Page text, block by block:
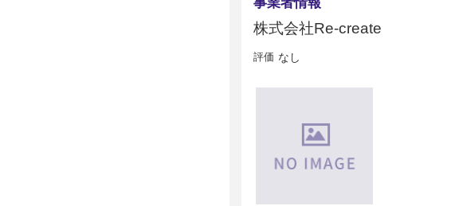
株式会社Re-create
評価 なし